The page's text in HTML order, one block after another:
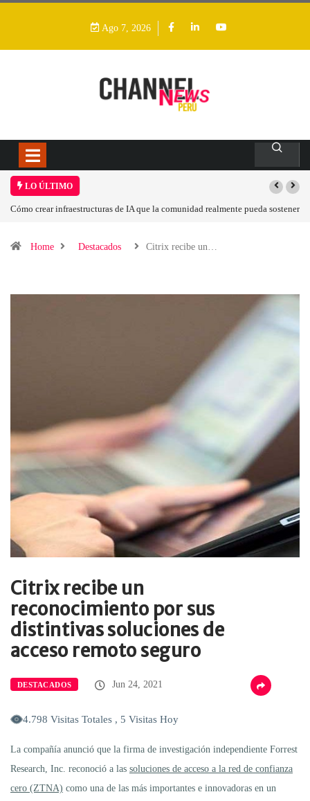
Ago 7, 2026
LO ÚLTIMO
pueda sostenerLas tarjetas gráficas RDNA 5 ya están en fase avanzada de
Home Destacados Citrix recibe un…
Citrix recibe un
reconocimiento por sus
distintivas soluciones de
acceso remoto seguro
DESTACADOS Jun 24, 2021
4.798 Visitas Totales , 5 Visitas Hoy
La compañía anunció que la firma de investigación independiente Forrest
Research, Inc. reconoció a las soluciones de acceso a la red de confianza
cero (ZTNA) como una de las más importantes e innovadoras en un